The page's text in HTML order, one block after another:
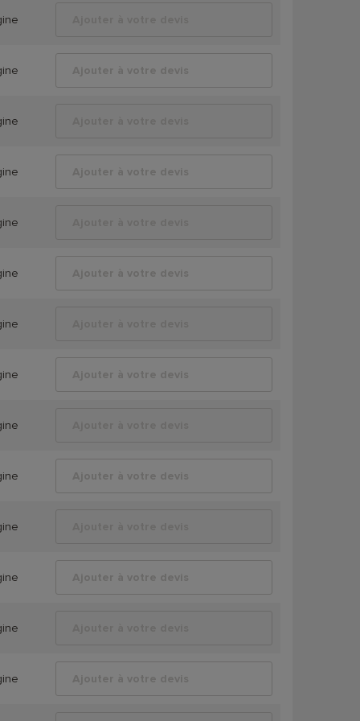
Ajouter à votre devis
Ajouter à votre devis
Ajouter à votre devis
Ajouter à votre devis
Ajouter à votre devis
Ajouter à votre devis
Ajouter à votre devis